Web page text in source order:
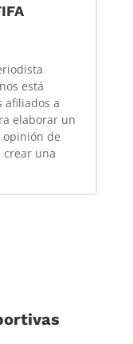
está
afiliados a
elaborar un
de
crear una